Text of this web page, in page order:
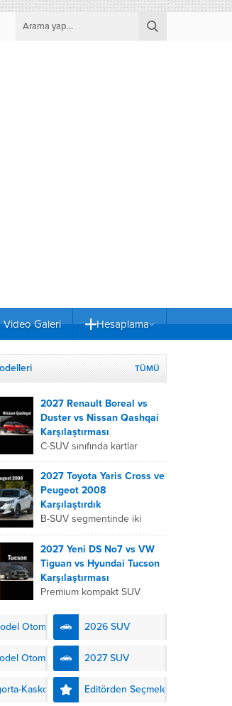
Video Galeri Hesaplama
TÜMÜ
2027 Renault Boreal vs
Duster vs Nissan Qashqai
Karşılaştırması
C-SUV sınıfında kartlar
yeniden dağıtıldı. 2027
Renault Boreal, Renault
Duster ve Nissan Qashqai;
her biri farklı bir sürüş
deneyimi, motor...
2027 Toyota Yaris Cross ve
Peugeot 2008
Karşılaştırdık
B-SUV segmentinde iki
önemli oyuncu olan 2027
Toyota Yaris
Cross ve Peugeot 2008,
farklı mühendislik
felsefeleriyle kullanıcıların
hibrit teknolojisindeki
uzmanlığını...
2027 Yeni DS No7 vs VW
Tiguan vs Hyundai Tucson
Karşılaştırması
Premium kompakt SUV
isteyen 2027 DS No7,
kendinden şarjlı hibrit
teknolojisiyle buluşturuyor.
DS Automobiles’in yeni...
Otomobiller 2026 SUV
Otomobiller 2027 SUV
Kasko Editörden Seçmeler